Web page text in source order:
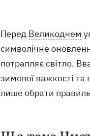
Перед Великоднем
символічне
потрапляє світло.
зимової важкості
лише обрати